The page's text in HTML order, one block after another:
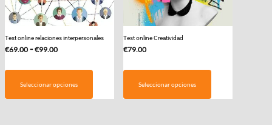
Test online relaciones interpersonales
€69.00 - €99.00Rango
desde
Seleccionar opciones
Test online Creatividad
€79.00
Seleccionar opciones